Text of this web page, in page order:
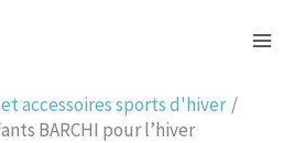
accessoires sports d'hiver
BARCHI pour l’hiver